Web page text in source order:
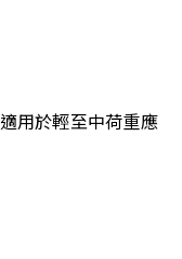
用於輕至中荷重應